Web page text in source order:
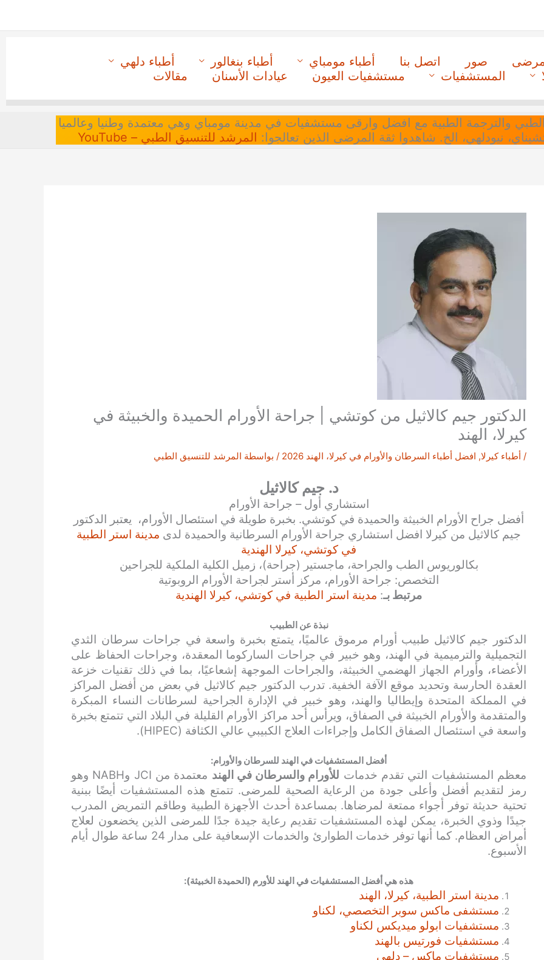
صور اتصل بنا أطباء مومباي أطباء بنغالور
أطباء دلهي
المستشفيات مستشفيات العيون عيادات الأسنان مقالات
الطبي والترجمة الطبية مع افضل وارقى مستشفيات في مدينة مومباي وهي معتمدة وطنيا وعالميا
تشيناي، نيودلهي، الخ. شاهدوا ثقة المرضى الذين تعالجوا: المرشد للتنسيق الطبي – YouTube
الدكتور جيم كالاثيل من كوتشي | جراحة الأورام الحميدة والخبيثة في
كيرلا، الهند
/ أطباء كيرلا, افضل أطباء السرطان والأورام في كيرلا، الهند 2026 / بواسطة المرشد للتنسيق الطبي
د. جيم كالاثيل
استشاري أول – جراحة الأورام
أفضل جراح الأورام الخبيثة والحميدة في كوتشي. بخبرة طويلة في استئصال الأورام، يعتبر الدكتور
جيم كالاثيل من كيرلا افضل استشاري جراحة الأورام السرطانية والحميدة لدى مدينة استر الطبية
في كوتشي، كيرلا الهندية
بكالوريوس الطب والجراحة، ماجستير (جراحة)، زميل الكلية الملكية للجراحين
التخصص: جراحة الأورام، مركز أستر لجراحة الأورام الروبوتية
مرتبط بـ: مدينة استر الطبية في كوتشي، كيرلا الهندية
نبذة عن الطبيب
الدكتور جيم كالاثيل طبيب أورام مرموق عالميًا، يتمتع بخبرة واسعة في جراحات سرطان الثدي
التجميلية والترميمية في الهند، وهو خبير في جراحات الساركوما المعقدة، وجراحات الحفاظ على
الأعضاء، وأورام الجهاز الهضمي الخبيثة، والجراحات الموجهة إشعاعيًا، بما في ذلك تقنيات خزعة
العقدة الحارسة وتحديد موقع الآفة الخفية. تدرب الدكتور جيم كالاثيل في بعض من أفضل المراكز
في المملكة المتحدة وإيطاليا والهند، وهو خبير في الإدارة الجراحية لسرطانات النساء المبكرة
والمتقدمة والأورام الخبيثة في الصفاق، ويرأس أحد مراكز الأورام القليلة في البلاد التي تتمتع بخبرة
واسعة في استئصال الصفاق الكامل وإجراءات العلاج الكبيبي عالي الكثافة (HIPEC).
أفضل المستشفيات في الهند للسرطان والأورام:
معظم المستشفيات التي تقدم خدمات للأورام والسرطانفي الهند
معتمدة من JCI وNABH وهو
رمز لتقديم أفضل وأعلى جودة من الرعاية الصحية للمرضى. تتمتع هذه المستشفيات أيضًا ببنية
تحتية حديثة توفر أجواء ممتعة لمرضاها. بمساعدة أحدث الأجهزة الطبية وطاقم التمريض المدرب
جيدًا وذوي الخبرة، يمكن لهذه المستشفيات تقديم رعاية جيدة جدًا للمرضى الذين يخضعون لعلاج
أمراض العظام. كما أنها توفر خدمات الطوارئ والخدمات الإسعافية على مدار 24 ساعة طوال أيام
الأسبوع.
هذه هي أفضل المستشفيات في الهند للأورم (الحميدة الخبيثة):
مدينة استر الطبية، كيرلا، الهند
مستشفى ماكس سوبر التخصصي، لكناو
مستشفيات ابولو ميديكس لكناو
مستشفيات فورتيس بالهند
مستشفيات ماكس – دلهي